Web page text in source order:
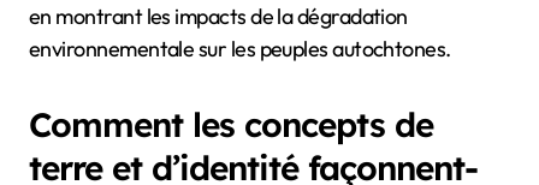
en montrant les impacts de la dégradation
environnementale sur les peuples autochtones.
Comment les concepts de
terre et d’identité façonnent-